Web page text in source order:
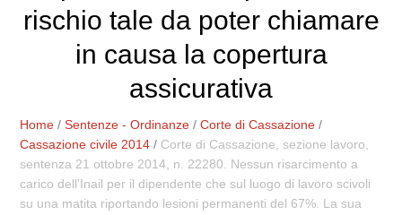
rischio tale da poter chiamare
in causa la copertura
assicurativa
Home /Sentenze - Ordinanze /Corte di Cassazione /
Cassazione civile 2014 / Corte di Cassazione, sezione lavoro,
sentenza 21 ottobre 2014, n. 22280. Nessun risarcimento a
carico dell'Inail per il dipendente che sul luogo di lavoro scivoli
su una matita riportando lesioni permanenti del 67%. La sua